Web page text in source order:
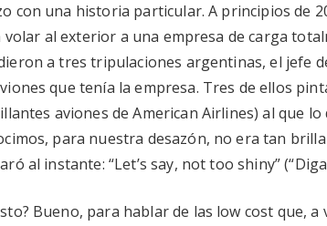
con una historia particular. A principios de
al exterior a una empresa de carga
a tres tripulaciones argentinas, el jefe
que tenía la empresa. Tres de ellos
aviones de American Airlines) al que lo
para nuestra desazón, no era tan
al instante: “Let’s say, not too shiny”
Bueno, para hablar de las low cost que, a